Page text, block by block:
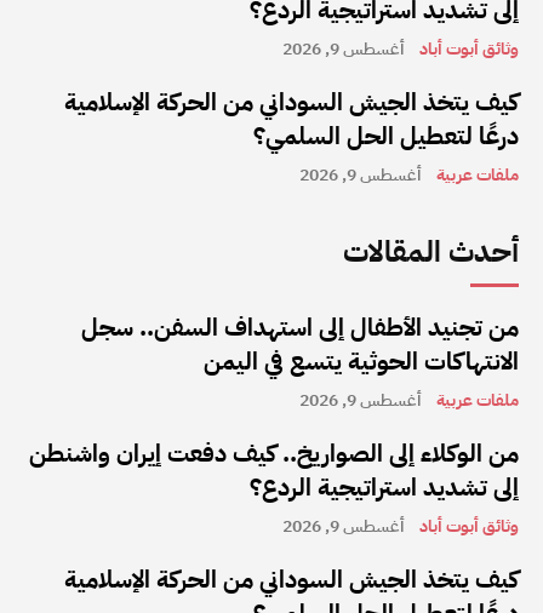
إلى تشديد استراتيجية الردع؟
وثائق أبوت أباد أغسطس 9, 2026
كيف يتخذ الجيش السوداني من الحركة الإسلامية
درعًا لتعطيل الحل السلمي؟
ملفات عربية أغسطس 9, 2026
أحدث المقالات
من تجنيد الأطفال إلى استهداف السفن.. سجل
الانتهاكات الحوثية يتسع في اليمن
ملفات عربية أغسطس 9, 2026
من الوكلاء إلى الصواريخ.. كيف دفعت إيران واشنطن
إلى تشديد استراتيجية الردع؟
وثائق أبوت أباد أغسطس 9, 2026
كيف يتخذ الجيش السوداني من الحركة الإسلامية